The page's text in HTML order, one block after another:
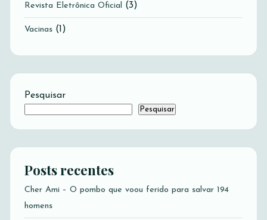
Revista Eletrônica Oficial (3)
Vacinas (1)
Pesquisar
Pesquisar
Posts recentes
Cher Ami – O pombo que voou ferido para salvar 194
homens